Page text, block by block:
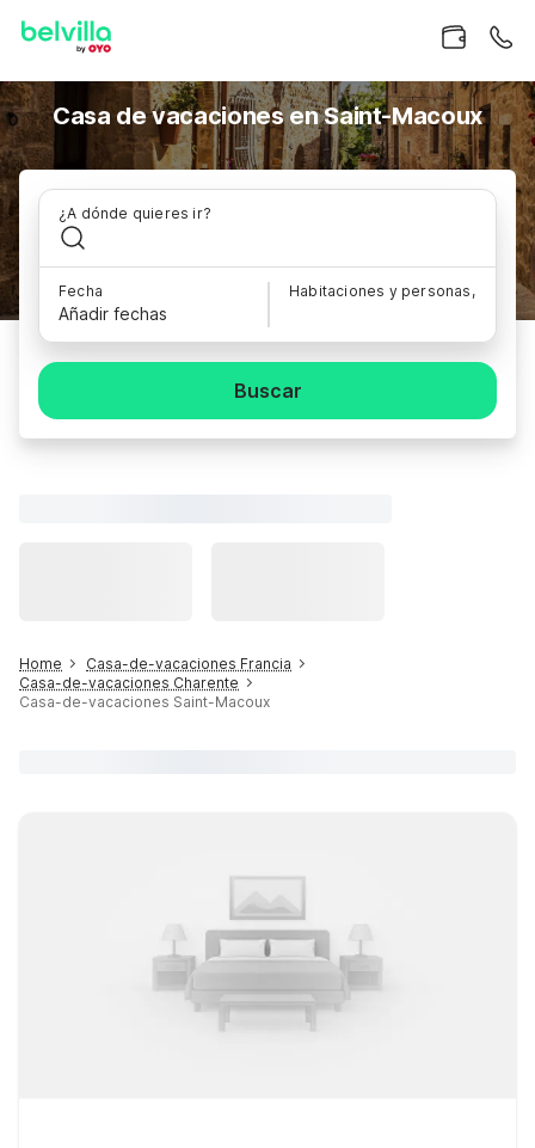
Casa de vacaciones en Saint-Macoux
¿A dónde quieres ir?
Fecha
Añadir fechas
Habitaciones y personas,
Buscar
Home
Casa-de-vacaciones Francia
Casa-de-vacaciones Charente
Casa-de-vacaciones Saint-Macoux